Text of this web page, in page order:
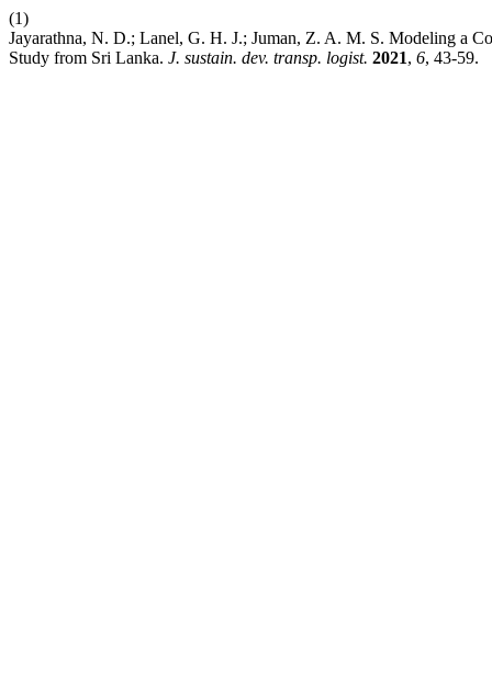
(1)
Jayarathna, N. D.; Lanel, G. H. J.; Juman, Z. A. M. S. Modeling a
Study from Sri Lanka. J. sustain. dev. transp. logist. 2021, 6, 43-59.